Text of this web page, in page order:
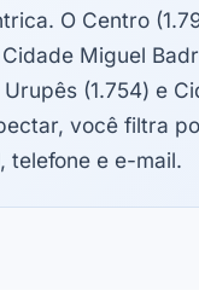
O Centro
Miguel
(1.754) e
você filtra
telefone e e-mail.